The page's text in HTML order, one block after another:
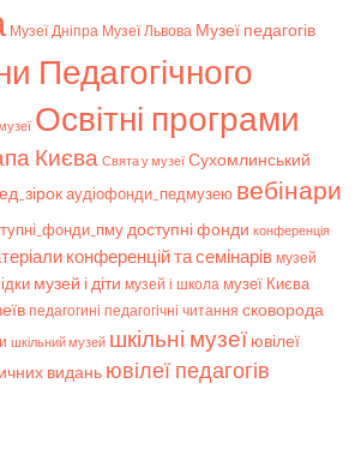
Музеї Дніпра Музеї Львова Музеї педагогів
Педагогічного
Освітні програми
Києва Свята у музеї Сухомлинський
аудіофонди_педмузею вебінари
доступні фонди конференція
конференцій та семінарів музей
музей і діти музей і школа музеї Києва
педагогині педагогічні читання сковорода
шкільний музей шкільні музеї ювілеї
видань ювілеї педагогів